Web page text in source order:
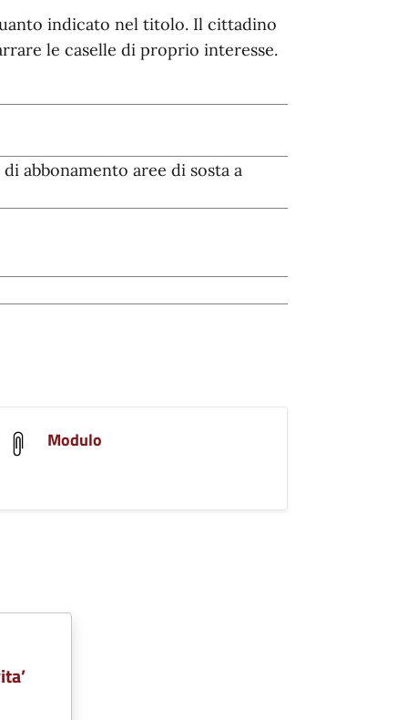
indicato nel titolo. Il cittadino
le caselle di proprio interesse.
abbonamento aree di sosta a
Modulo